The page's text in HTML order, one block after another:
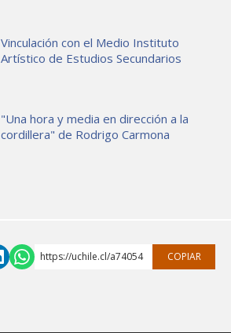
Vinculación con el Medio Instituto
Artístico de Estudios Secundarios
"Una hora y media en dirección a la
cordillera" de Rodrigo Carmona
https://uchile.cl/a74054 COPIAR